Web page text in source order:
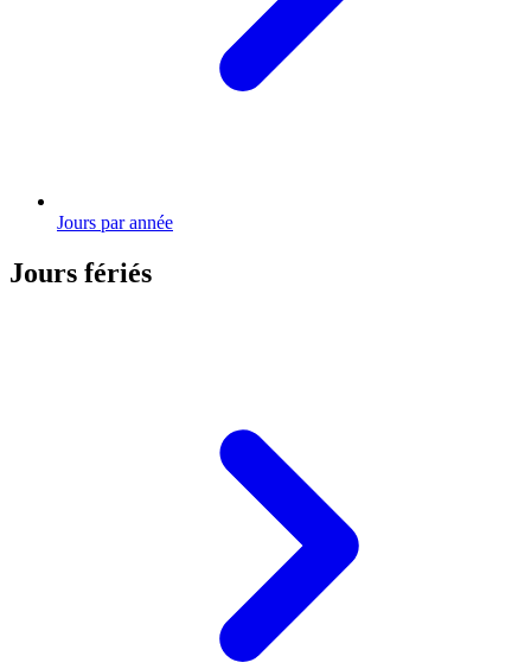
Jours par année
Jours fériés